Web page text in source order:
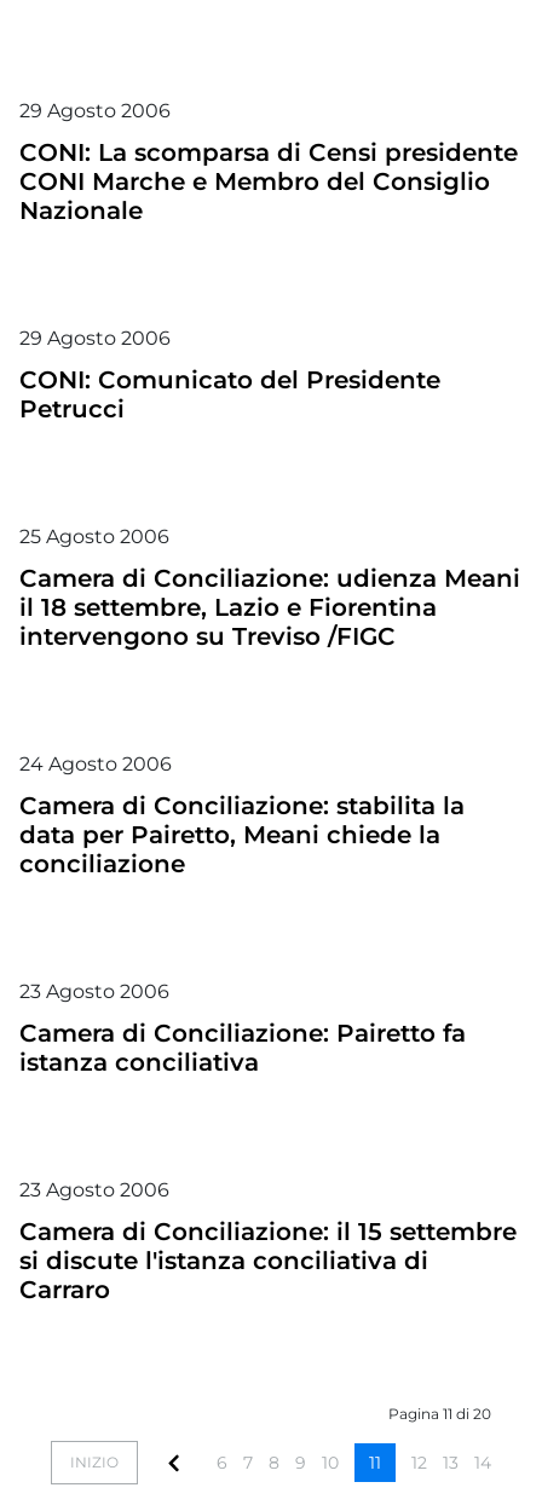
29 Agosto 2006
CONI: La scomparsa di Censi presidente
CONI Marche e Membro del Consiglio
Nazionale
29 Agosto 2006
CONI: Comunicato del Presidente
Petrucci
25 Agosto 2006
Camera di Conciliazione: udienza Meani
il 18 settembre, Lazio e Fiorentina
intervengono su Treviso /FIGC
24 Agosto 2006
Camera di Conciliazione: stabilita la
data per Pairetto, Meani chiede la
conciliazione
23 Agosto 2006
Camera di Conciliazione: Pairetto fa
istanza conciliativa
23 Agosto 2006
Camera di Conciliazione: il 15 settembre
si discute l'istanza conciliativa di
Carraro
Pagina 11 di 20
INIZIO 6 7 8 9 10 11 12 13 14